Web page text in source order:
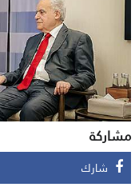
مشاركة
شارك